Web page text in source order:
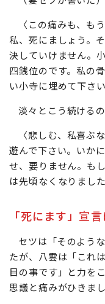
〈この痛みも、も
私、死にましょう。
決していけません。
四銭位のです。私の
い小寺に埋めて下さい
淡々とこう続けるの
〈悲しむ、私喜ぶ
遊んで下さい。いか
せ、要りません。も
は先頃なくなりまし
「死にます」宣
セツは「そのよう
たが、八雲は「これ
目の事です」と力を
思議と痛みがひきまし